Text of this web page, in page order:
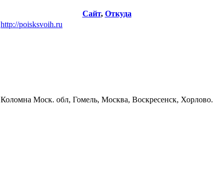
Сайт, Откуда
http://poisksvoih.ru
Коломна Моск. обл, Гомель, Москва, Воскресенск, Хорлово.